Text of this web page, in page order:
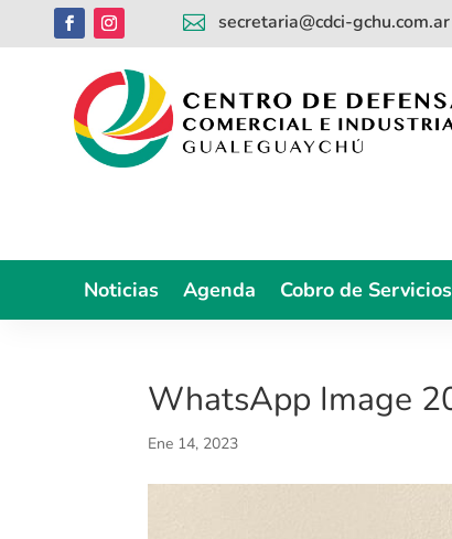
 secretaria@cdci-gchu.com.ar
Noticias Agenda Cobro de Servicios
WhatsApp Image
Ene 14, 2023